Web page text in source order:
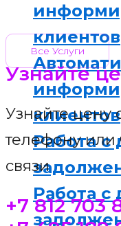
клиентов
клиентов
Работа с
Работа с
Все Услуги
Узнайте
Узнайте цену​
телефону или
связи
+7 812 703